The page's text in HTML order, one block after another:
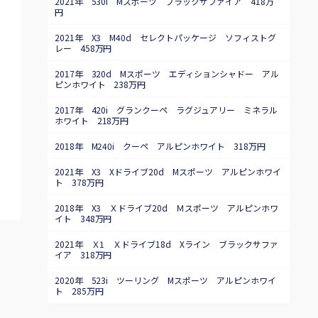
円
2021年 X3 M40d セレクトパッケージ ソフィストグ
レー 458万円
2017年 320d Mスポーツ エディションシャドー アル
ピンホワイト 238万円
2017年 420i グランクーペ ラグジュアリー ミネラル
ホワイト 218万円
2018年 M240i クーペ アルピンホワイト 318万円
2021年 X3 Xドライブ20d Mスポーツ アルピンホワイ
ト 378万円
2018年 X3 Ｘドライブ20d Ｍスポーツ アルピンホワ
イト 348万円
2021年 Ｘ1 Ｘドライブ18d Xライン ブラックサファ
イア 318万円
2020年 523i ツーリング Mスポーツ アルピンホワイ
ト 285万円